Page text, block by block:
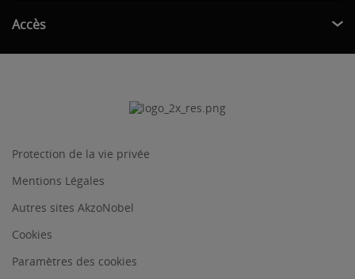
Accès
Protection de la vie privée
Mentions Légales
Autres sites AkzoNobel
Cookies
Paramètres des cookies